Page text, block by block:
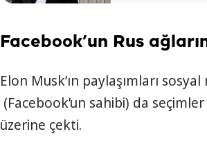
Facebook’un Rus
Elon Musk’ın paylaşımları
(Facebook’un sahibi) da
üzerine çekti.